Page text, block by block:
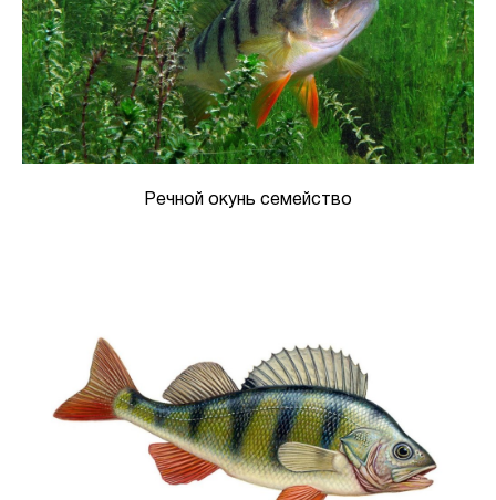
Речной окунь семейство